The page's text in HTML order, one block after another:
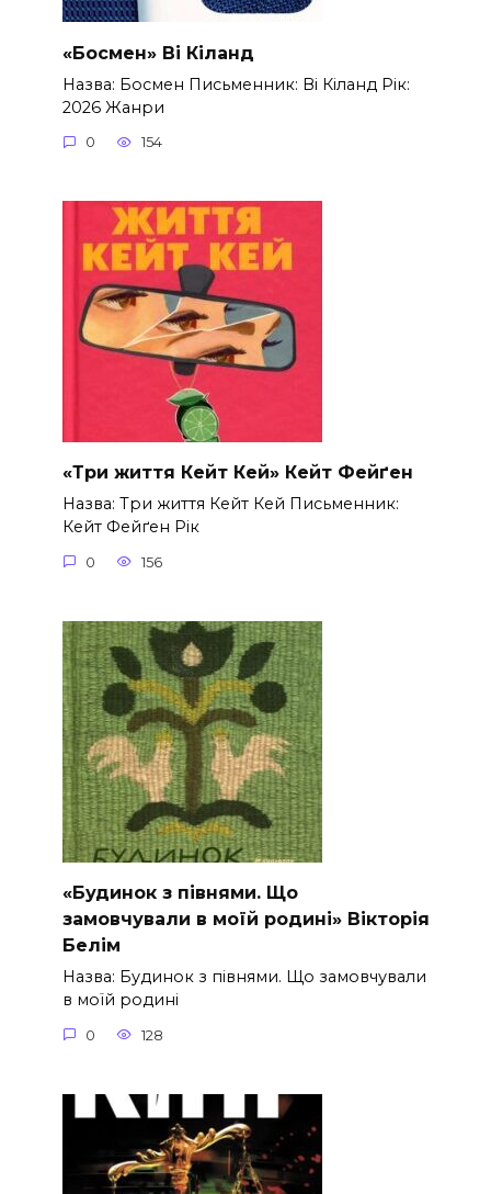
«Босмен» Ві Кіланд
Назва: Босмен Письменник: Ві Кіланд Рік:
2026 Жанри
0 154
«Три життя Кейт Кей» Кейт Фейґен
Назва: Три життя Кейт Кей Письменник:
Кейт Фейґен Рік
0 156
«Будинок з півнями. Що
замовчували в моїй родині» Вікторія
Белім
Назва: Будинок з півнями. Що замовчували
в моїй родині
0 128